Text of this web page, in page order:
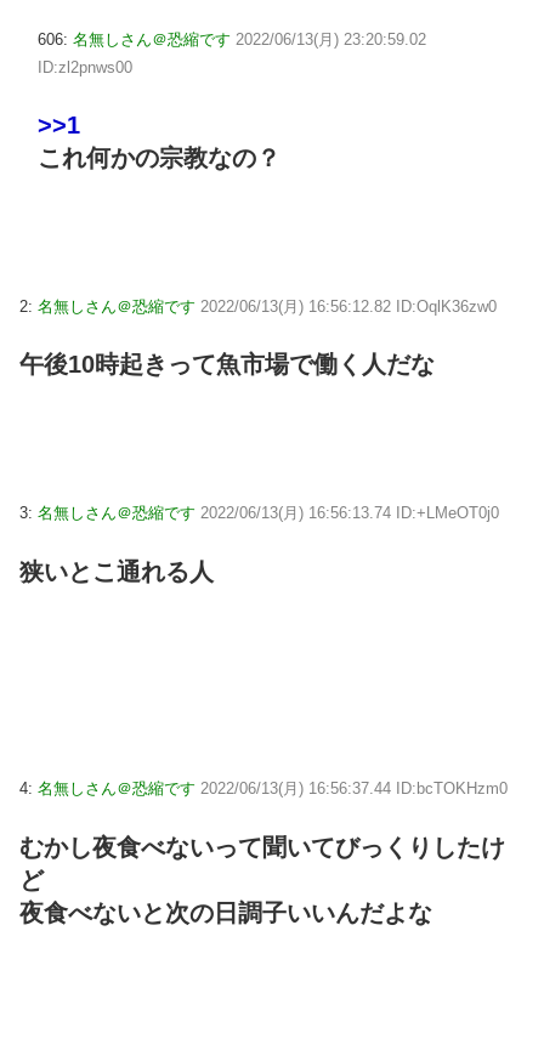
606: 名無しさん＠恐縮です 2022/06/13(月) 23:20:59.02
ID:zl2pnws00
>>1
これ何かの宗教なの？
2: 名無しさん＠恐縮です 2022/06/13(月) 16:56:12.82 ID:OqlK36zw0
午後10時起きって魚市場で働く人だな
3: 名無しさん＠恐縮です 2022/06/13(月) 16:56:13.74 ID:+LMeOT0j0
狭いとこ通れる人
4: 名無しさん＠恐縮です 2022/06/13(月) 16:56:37.44 ID:bcTOKHzm0
むかし夜食べないって聞いてびっくりしたけ
ど
夜食べないと次の日調子いいんだよな